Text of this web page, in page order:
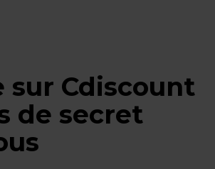
sur Cdiscount
de secret